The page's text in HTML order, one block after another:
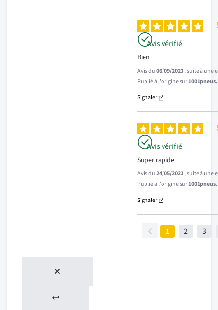
Avis vérifié
Bien
Avis du06/09/2023, suite à une
Publié à l'origine sur
Signaler
Avis vérifié
Super rapide
Avis du24/05/2023, suite à une
Publié à l'origine sur
Signaler
1 2 3